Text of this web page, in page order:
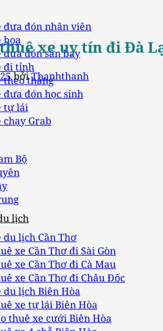
đưa đón nhân viên
hoa
đưa đón sân bay
đi tỉnh
theo tháng
đưa đón học sinh
tự lái
chạy Grab
Bộ
lịch
du lịch Cần Thơ
xe Cần Thơ đi Sài Gòn
xe Cần Thơ đi Cà Mau
xe Cần Thơ đi Châu Đốc
du lịch Biên Hòa
xe tự lái Biên Hòa
thuê xe cưới Biên Hòa
xe uy tín đi Đà
bởiThanhthanh